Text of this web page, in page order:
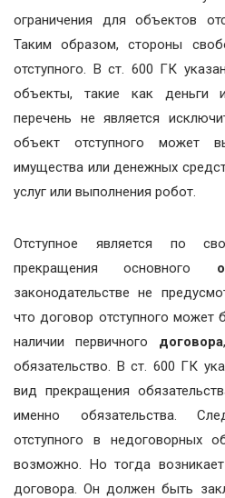
ограничения для объектов
Таким образом, стороны
отступного. В ст. 600 ГК
объекты, такие как деньги
перечень не является
объект отступного может
имущества или денежных
услуг или выполнения робот.
Отступное является по
прекращения основного
законодательстве не
что договор отступного может
наличии первичного договора
обязательство. В ст. 600 ГК
вид прекращения
именно обязательства.
отступного в недоговорных
возможно. Но тогда
договора. Он должен быть